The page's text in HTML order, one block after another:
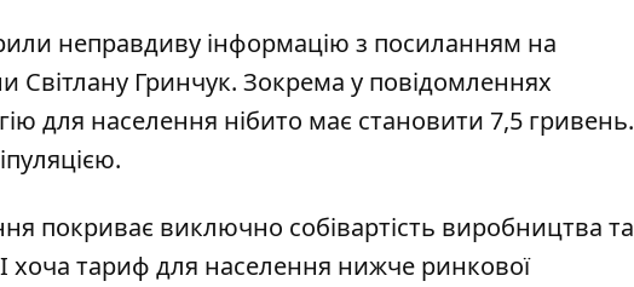
неправдиву інформацію з посиланням на
Світлану Гринчук. Зокрема у повідомленнях
для населення нібито має становити 7,5 гривень.
покриває виключно собівартість виробництва та
хоча тариф для населення нижче ринкової